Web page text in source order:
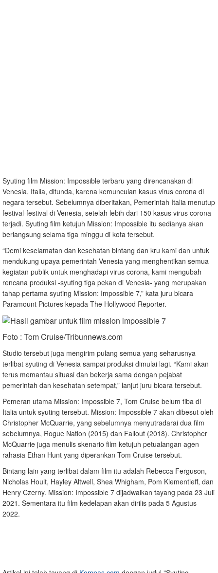
Syuting film Mission: Impossible terbaru yang direncanakan di
Venesia, Italia, ditunda, karena kemunculan kasus virus corona di
negara tersebut. Sebelumnya diberitakan, Pemerintah Italia menutup
festival-festival di Venesia, setelah lebih dari 150 kasus virus corona
terjadi. Syuting film ketujuh Mission: Impossible itu sedianya akan
berlangsung selama tiga minggu di kota tersebut.
“Demi keselamatan dan kesehatan bintang dan kru kami dan untuk
mendukung upaya pemerintah Venesia yang menghentikan semua
kegiatan publik untuk menghadapi virus corona, kami mengubah
rencana produksi -syuting tiga pekan di Venesia- yang merupakan
tahap pertama syuting Mission: Impossible 7,” kata juru bicara
Paramount Pictures kepada The Hollywood Reporter.
Foto : Tom Cruise/Tribunnews.com
Studio tersebut juga mengirim pulang semua yang seharusnya
terlibat syuting di Venesia sampai produksi dimulai lagi. “Kami akan
terus memantau situasi dan bekerja sama dengan pejabat
pemerintah dan kesehatan setempat,” lanjut juru bicara tersebut.
Pemeran utama Mission: Impossible 7, Tom Cruise belum tiba di
Italia untuk syuting tersebut. Mission: Impossible 7 akan dibesut oleh
Christopher McQuarrie, yang sebelumnya menyutradarai dua film
sebelumnya, Rogue Nation (2015) dan Fallout (2018). Christopher
McQuarrie juga menulis skenario film ketujuh petualangan agen
rahasia Ethan Hunt yang diperankan Tom Cruise tersebut.
Bintang lain yang terlibat dalam film itu adalah Rebecca Ferguson,
Nicholas Hoult, Hayley Altwell, Shea Whigham, Pom Klementieff, dan
Henry Czerny. Mission: Impossible 7 dijadwalkan tayang pada 23 Juli
2021. Sementara itu film kedelapan akan dirilis pada 5 Agustus
2022.